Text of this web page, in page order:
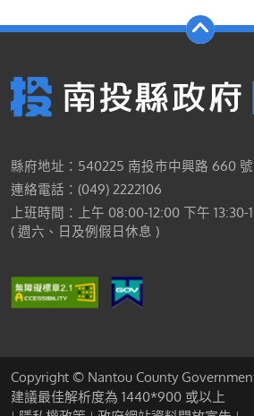
縣府地址：540225 南投市中興路 660 號
連絡電話：(049) 2222106
上班時間：上午 08:00-12:00 下午 13:30-
( 週六、日及例假日休息 )
Copyright © Nantou County
建議最佳解析度為 1440*900 或以上